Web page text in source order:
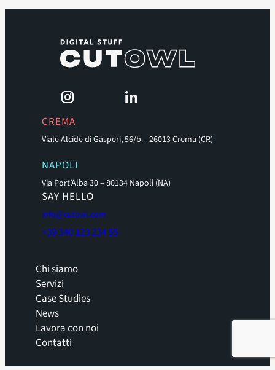
CREMA
Viale Alcide di Gasperi, 56/b – 26013 Crema (CR)
NAPOLI
Via Port’Alba 30 – 80134 Napoli (NA)
SAY HELLO
info@cutowl.com
+39 340 123 234 55
Chi siamo
Servizi
Case Studies
News
Lavora con noi
Contatti